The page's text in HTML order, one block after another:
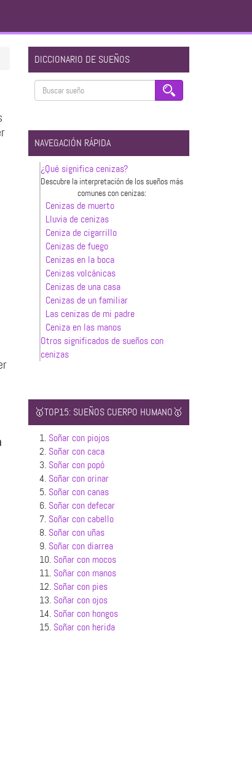
DICCIONARIO DE SUEÑOS
NAVEGACIÓN RÁPIDA
¿Qué significa cenizas?
Descubre la interpretación de los sueños más
comunes con cenizas:
Cenizas de muerto
Lluvia de cenizas
Ceniza de cigarrillo
Cenizas de fuego
Cenizas en la boca
Cenizas volcánicas
Cenizas de una casa
Cenizas de un familiar
Las cenizas de mi padre
Ceniza en las manos
Otros significados de sueños con
cenizas
🥇TOP15: SUEÑOS CUERPO HUMANO🥇
1. Soñar con piojos
2. Soñar con caca
3. Soñar con popó
4. Soñar con orinar
5. Soñar con canas
6. Soñar con defecar
7. Soñar con cabello
8. Soñar con uñas
9. Soñar con diarrea
10. Soñar con mocos
11. Soñar con manos
12. Soñar con pies
13. Soñar con ojos
14. Soñar con hongos
15. Soñar con herida